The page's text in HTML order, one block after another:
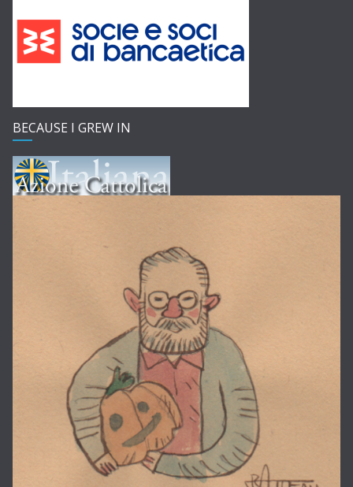
BECAUSE I GREW IN